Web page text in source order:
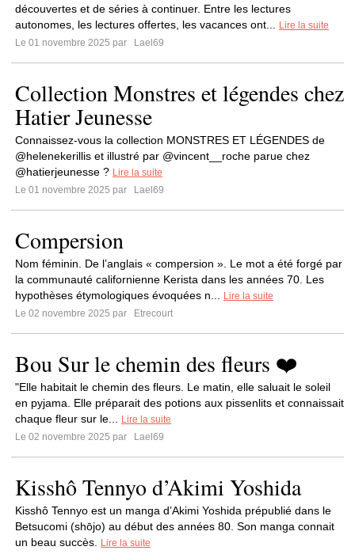
découvertes et de séries à continuer. Entre les lectures
autonomes, les lectures offertes, les vacances ont...
Lire la suite
Le 01 novembre 2025 par
Lael69
Collection Monstres et légendes chez
Hatier Jeunesse
Connaissez-vous la collection MONSTRES ET LÉGENDES de
@helenekerillis et illustré par @vincent__roche parue chez
@hatierjeunesse ? Lire la suite
Le 01 novembre 2025 par
Lael69
Compersion
Nom féminin. De l’anglais « compersion ». Le mot a été forgé par
la communauté californienne Kerista dans les années 70. Les
hypothèses étymologiques évoquées n...
Lire la suite
Le 02 novembre 2025 par
Etrecourt
Bou Sur le chemin des fleurs ❤️
"Elle habitait le chemin des fleurs. Le matin, elle saluait le soleil
en pyjama. Elle préparait des potions aux pissenlits et connaissait
chaque fleur sur le...
Lire la suite
Le 02 novembre 2025 par
Lael69
Kisshô Tennyo d’Akimi Yoshida
Kisshô Tennyo est un manga d’Akimi Yoshida prépublié dans le
Betsucomi (shōjo) au début des années 80. Son manga connait
un beau succès.
Lire la suite